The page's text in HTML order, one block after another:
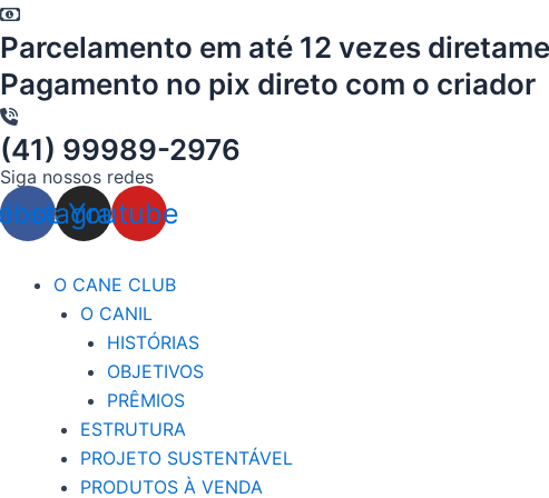
Ir
para
o
conteúdo
Parcelamento em até 12 vezes
Pagamento no pix direto com o criador
(41) 99989-2976
Siga nossos redes
Instagram
Youtube
O CANE CLUB
O CANIL
HISTÓRIAS
OBJETIVOS
PRÊMIOS
ESTRUTURA
PROJETO SUSTENTÁVEL
PRODUTOS À VENDA